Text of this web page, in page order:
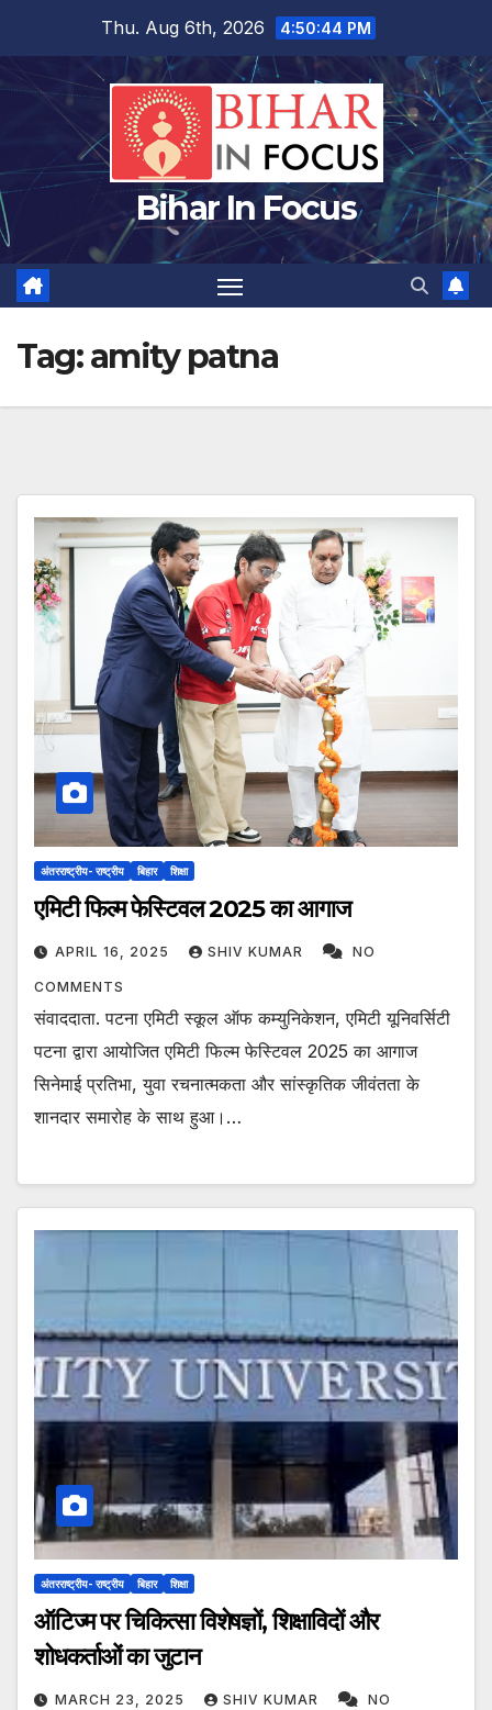
content
Thu. Aug 6th, 2026 4:50:45 PM
Bihar In Focus
Tag:amity patna
अंतरराष्ट्रीय- राष्ट्रीय बिहार शिक्षा
एमिटी फिल्म फेस्टिवल 2025 का आगाज
APRIL 16, 2025 SHIV KUMAR NO
COMMENTS
संवाददाता. पटना एमिटी स्कूल ऑफ कम्युनिकेशन, एमिटी यूनिवर्सिटी
पटना द्वारा आयोजित एमिटी फिल्म फेस्टिवल 2025 का आगाज
सिनेमाई प्रतिभा, युवा रचनात्मकता और सांस्कृतिक जीवंतता के
शानदार समारोह के साथ हुआ।…
अंतरराष्ट्रीय- राष्ट्रीय बिहार शिक्षा
ऑटिज्म पर चिकित्सा विशेषज्ञों, शिक्षाविदों और
शोधकर्ताओं का जुटान
MARCH 23, 2025 SHIV KUMAR NO